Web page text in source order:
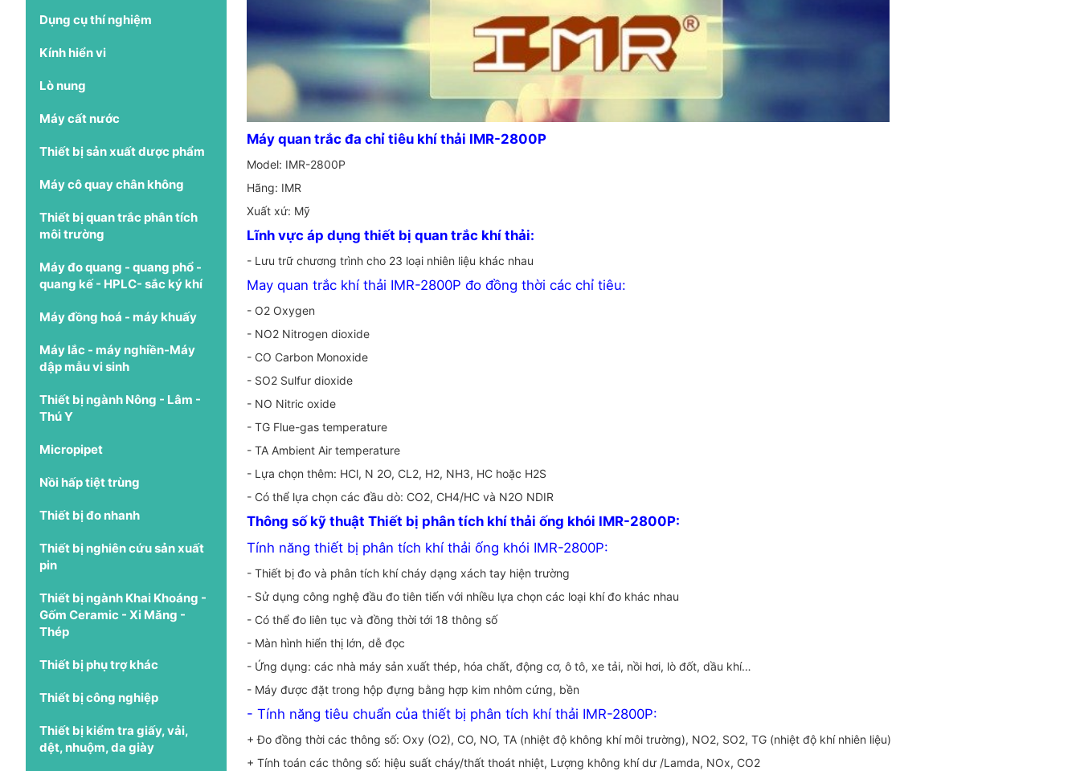
Dụng cụ thí nghiệm
Kính hiển vi
Lò nung
Máy cất nước
Thiết bị sản xuất dược phẩm
Máy cô quay chân không
Thiết bị quan trắc phân tích
môi trường
Máy đo quang - quang phổ -
quang kế - HPLC- sắc ký khí
Máy đồng hoá - máy khuấy
Máy lắc - máy nghiền-Máy
dập mẫu vi sinh
Thiết bị ngành Nông - Lâm -
Thú Y
Micropipet
Nồi hấp tiệt trùng
Thiết bị đo nhanh
Thiết bị nghiên cứu sản xuất
pin
Thiết bị ngành Khai Khoáng -
Gốm Ceramic - Xi Măng -
Thép
Thiết bị phụ trợ khác
Thiết bị công nghiệp
Thiết bị kiểm tra giấy, vải,
dệt, nhuộm, da giày
Máy quan trắc đa chỉ tiêu khí thải IMR-2800P
Model: IMR-2800P
Hãng: IMR
Xuất xứ: Mỹ
Lĩnh vực áp dụng thiết bị quan trắc khí thải:
- Lưu trữ chương trình cho 23 loại nhiên liệu khác nhau
May quan trắc khí thải IMR-2800P đo đồng thời các chỉ tiêu:
- O2 Oxygen
- NO2 Nitrogen dioxide
- CO Carbon Monoxide
- SO2 Sulfur dioxide
- NO Nitric oxide
- TG Flue-gas temperature
- TA Ambient Air temperature
- Lựa chọn thêm: HCl, N 2O, CL2, H2, NH3, HC hoặc H2S
- Có thể lựa chọn các đầu dò: CO2, CH4/HC và N2O NDIR
Thông số kỹ thuật Thiết bị phân tích khí thải ống khói IMR-2800P:
Tính năng thiết bị phân tích khí thải ống khói IMR-2800P:
- Thiết bị đo và phân tích khí cháy dạng xách tay hiện trường
- Sử dụng công nghệ đầu đo tiên tiến với nhiều lựa chọn các loại khí đo khác nhau
- Có thể đo liên tục và đồng thời tới 18 thông số
- Màn hình hiển thị lớn, dễ đọc
- Ứng dụng: các nhà máy sản xuất thép, hóa chất, động cơ, ô tô, xe tải, nồi hơi, lò đốt, dầu khí…
- Máy được đặt trong hộp đựng bằng hợp kim nhôm cứng, bền
- Tính năng tiêu chuẩn của thiết bị phân tích khí thải IMR-2800P:
+ Đo đồng thời các thông số: Oxy (O2), CO, NO, TA (nhiệt độ không khí môi trường), NO2, SO2, TG (nhiệt độ khí nhiên liệu)
+ Tính toán các thông số: hiệu suất cháy/thất thoát nhiệt, Lượng không khí dư /Lamda, NOx, CO2